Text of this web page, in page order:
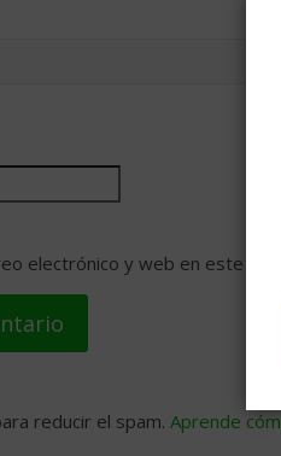
electrónico y web en este
reducir el spam. Aprende